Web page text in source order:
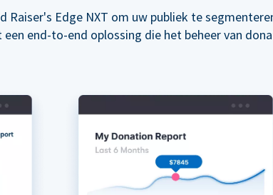
Raiser's Edge NXT om uw publiek te
een end-to-end oplossing die het beheer van